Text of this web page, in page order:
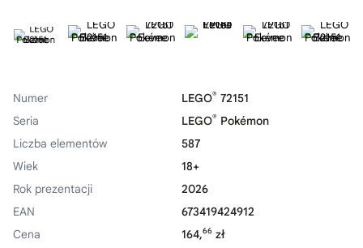
Numer LEGO® 72151
Seria
LEGO® Pokémon
Liczba elementów
587
Wiek
18+
Rok prezentacji
2026
EAN
673419424912
Cena
164,66 zł